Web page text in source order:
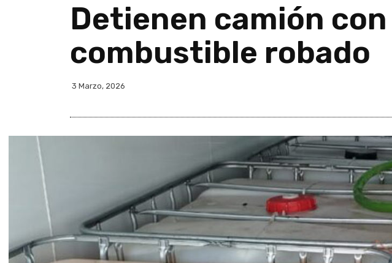
Detienen camión
combustible robado
3 Marzo, 2026